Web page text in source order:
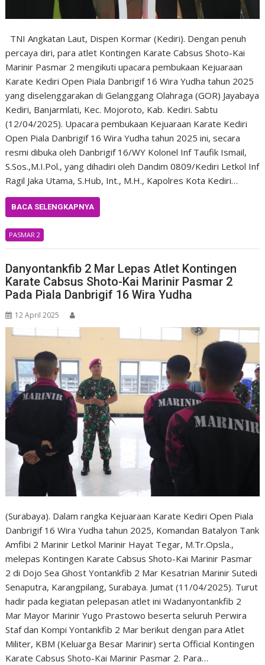
TNI Angkatan Laut, Dispen Kormar (Kediri). Dengan penuh
percaya diri, para atlet Kontingen Karate Cabsus Shoto-Kai
Marinir Pasmar 2 mengikuti upacara pembukaan Kejuaraan
Karate Kediri Open Piala Danbrigif 16 Wira Yudha tahun 2025
yang diselenggarakan di Gelanggang Olahraga (GOR) Jayabaya
Kediri, Banjarmlati, Kec. Mojoroto, Kab. Kediri. Sabtu
(12/04/2025). Upacara pembukaan Kejuaraan Karate Kediri
Open Piala Danbrigif 16 Wira Yudha tahun 2025 ini, secara
resmi dibuka oleh Danbrigif 16/WY Kolonel Inf Taufik Ismail,
S.Sos.,M.I.Pol., yang dihadiri oleh Dandim 0809/Kediri Letkol Inf
Ragil Jaka Utama, S.Hub, Int., M.H., Kapolres Kota Kediri…
BACA SELENGKAPNYA
PASMAR 2
Danyontankfib 2 Mar Lepas Atlet Kontingen
Karate Cabsus Shoto-Kai Marinir Pasmar 2
Pada Piala Danbrigif 16 Wira Yudha
12 April 2025
(Surabaya). Dalam rangka Kejuaraan Karate Kediri Open Piala
Danbrigif 16 Wira Yudha tahun 2025, Komandan Batalyon Tank
Amfibi 2 Marinir Letkol Marinir Hayat Tegar, M.Tr.Opsla.,
melepas Kontingen Karate Cabsus Shoto-Kai Marinir Pasmar
2 di Dojo Sea Ghost Yontankfib 2 Mar Kesatrian Marinir Sutedi
Senaputra, Karangpilang, Surabaya. Jumat (11/04/2025). Turut
hadir pada kegiatan pelepasan atlet ini Wadanyontankfib 2
Mar Mayor Marinir Yugo Prastowo beserta seluruh Perwira
Staf dan Kompi Yontankfib 2 Mar berikut dengan para Atlet
Militer, KBM (Keluarga Besar Marinir) serta Official Kontingen
Karate Cabsus Shoto-Kai Marinir Pasmar 2. Para…